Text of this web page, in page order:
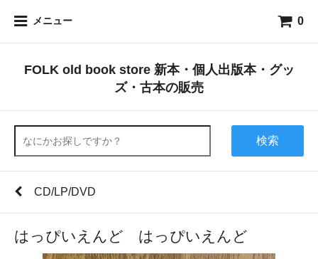
メニュー 0
FOLK old book store 新本・個人出版本・グッ
ズ・古本の販売
検索
CD/LP/DVD
はっぴいえんど はっぴいえんど